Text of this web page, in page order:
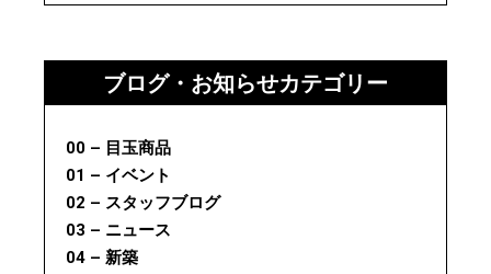
ブログ・お知らせカテゴリー
00 – 目玉商品
01 – イベント
02 – スタッフブログ
03 – ニュース
04 – 新築